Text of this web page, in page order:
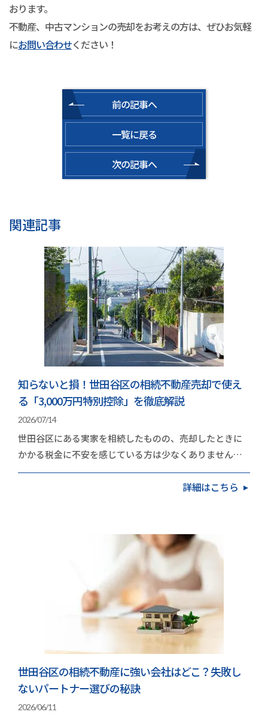
おります。
不動産、中古マンションの売却をお考えの方は、ぜひお気軽
にお問い合わせください！
前の記事へ
一覧に戻る
次の記事へ
関連記事
知らないと損！世田谷区の相続不動産売却で使え
る「3,000万円特別控除」を徹底解説
2026/07/14
世田谷区にある実家を相続したものの、売却したときに
かかる税金に不安を感じている方は少なくありません。
地価の高いエリアだけに、取得費や譲渡費用を差し引…
詳細はこちら
世田谷区の相続不動産に強い会社はどこ？失敗し
ないパートナー選びの秘訣
2026/06/11